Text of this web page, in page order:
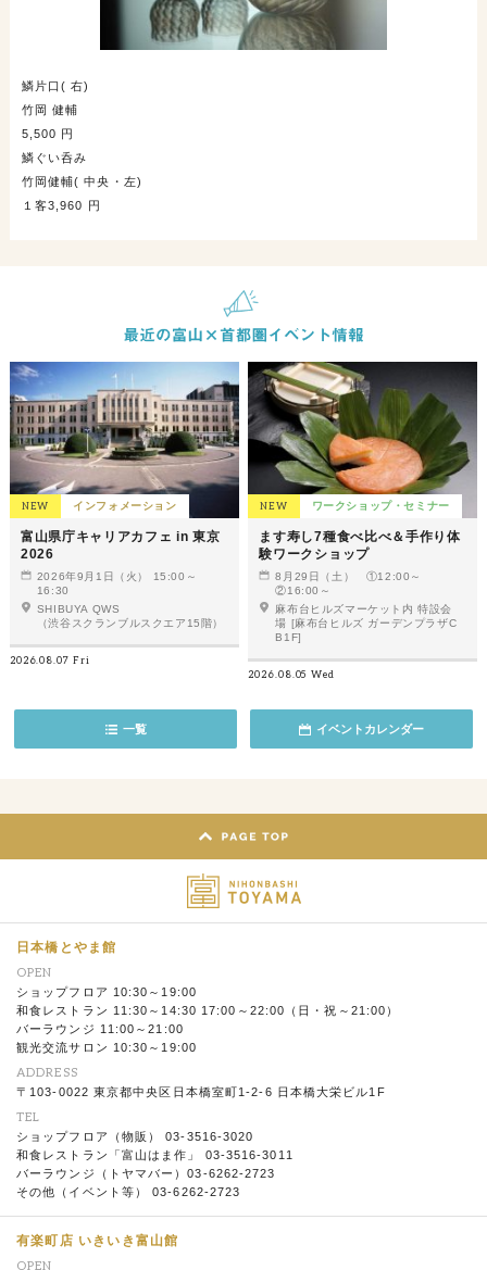
鱗片口( 右)
竹岡 健輔
5,500 円
鱗ぐい呑み
竹岡健輔( 中央・左)
１客3,960 円
NEW インフォメーション
富山県庁キャリアカフェ in 東京
2026
2026年9月1日（火） 15:00～
16:30
SHIBUYA QWS
（渋谷スクランブルスクエア15階）
2026.08.07 Fri
NEW ワークショップ・セミナー
ます寿し7種食べ比べ＆手作り体
験ワークショップ
8月29日（土） ①12:00～
②16:00～
麻布台ヒルズマーケット内 特設会
場 [麻布台ヒルズ ガーデンプラザC
B1F]
2026.08.05 Wed
一覧 イベントカレンダー
日本橋とやま館
OPEN
ショップフロア 10:30～19:00
和食レストラン 11:30～14:30 17:00～22:00（日・祝～21:00）
バーラウンジ 11:00～21:00
観光交流サロン 10:30～19:00
ADDRESS
〒103-0022 東京都中央区日本橋室町1-2-6 日本橋大栄ビル1F
TEL
ショップフロア（物販） 03-3516-3020
和食レストラン「富山はま作」 03-3516-3011
バーラウンジ（トヤマバー）03-6262-2723
その他（イベント等） 03-6262-2723
有楽町店 いきいき富山館
OPEN